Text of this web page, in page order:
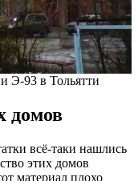
Э-93 в Тольятти
домов
всё-таки нашлись
этих домов
материал плохо